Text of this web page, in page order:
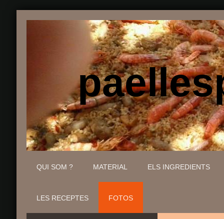
QUI SOM ? MATERIAL ELS INGREDIENTS
LES RECEPTES FOTOS